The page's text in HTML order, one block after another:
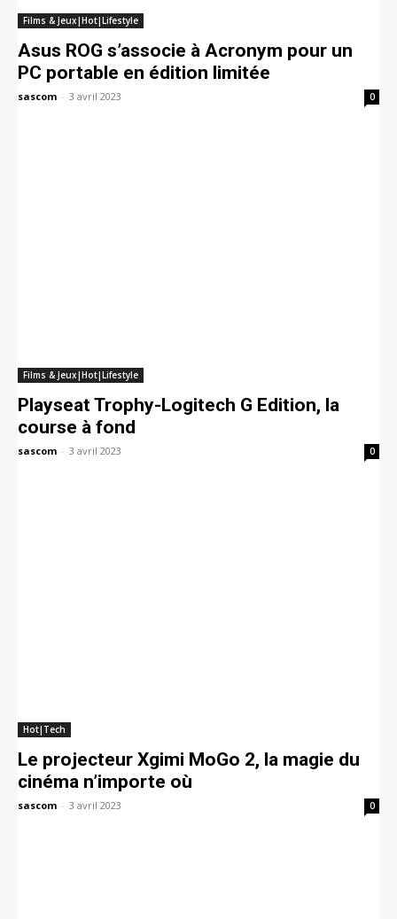
Films & Jeux|Hot|Lifestyle
Asus ROG s’associe à Acronym pour un
PC portable en édition limitée
sascom - 3 avril 2023 0
Films & Jeux|Hot|Lifestyle
Playseat Trophy-Logitech G Edition, la
course à fond
sascom - 3 avril 2023 0
Hot|Tech
Le projecteur Xgimi MoGo 2, la magie du
cinéma n’importe où
sascom - 3 avril 2023 0